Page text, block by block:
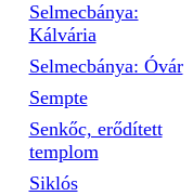
Selmecbánya:
Kálvária
Selmecbánya: Óvár
Sempte
Senkőc, erődített
templom
Siklós